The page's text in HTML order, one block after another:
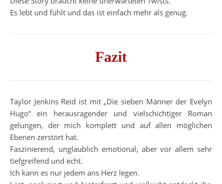
Es lebt und fühlt und das ist einfach mehr als genug.
Fazit
Taylor Jenkins Reid ist mit „Die sieben Männer der Evelyn
Hugo“ ein herausragender und vielschichtiger Roman
gelungen, der mich komplett und auf allen möglichen
Ebenen zerstört hat.
Faszinierend, unglaublich emotional, aber vor allem sehr
tiefgreifend und echt.
Ich kann es nur jedem ans Herz legen.